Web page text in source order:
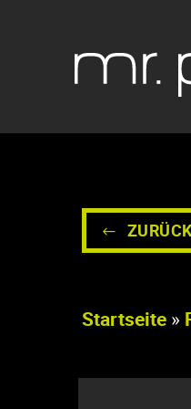
Startseite »